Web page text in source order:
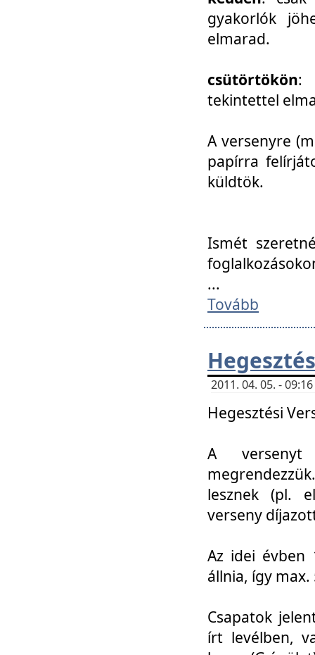
gyakorlók
elmarad.
csütörtökön:
tekintettel
A versenyre
papírra
küldtök.
Ismét
...
Tovább
2011. 04. 05. -
Hegesztési
A versenyt
lesznek (pl.
verseny
Az idei évben
állnia, így
Csapatok
írt levélben,